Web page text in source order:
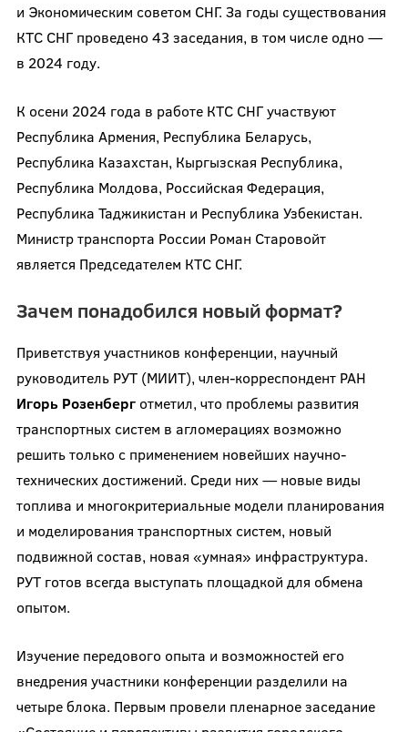
и Экономическим советом СНГ. За годы существования
КТС СНГ проведено 43 заседания, в том числе одно —
в 2024 году.
К осени 2024 года в работе КТС СНГ участвуют
Республика Армения, Республика Беларусь,
Республика Казахстан, Кыргызская Республика,
Республика Молдова, Российская Федерация,
Республика Таджикистан и Республика Узбекистан.
Министр транспорта России Роман Старовойт
является Председателем КТС СНГ.
Зачем понадобился новый формат?
Приветствуя участников конференции, научный
руководитель РУТ (МИИТ), член-корреспондент РАН
Игорь Розенберготметил, что проблемы развития
транспортных систем в агломерациях возможно
решить только с применением новейших научно-
технических достижений. Среди них — новые виды
топлива и многокритериальные модели планирования
и моделирования транспортных систем, новый
подвижной состав, новая «умная» инфраструктура.
РУТ готов всегда выступать площадкой для обмена
опытом.
Изучение передового опыта и возможностей его
внедрения участники конференции разделили на
четыре блока. Первым провели пленарное заседание